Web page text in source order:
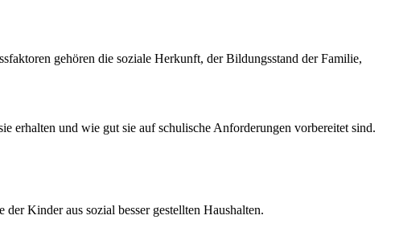
gehören die soziale Herkunft, der Bildungsstand der Familie,
erhalten und wie gut sie auf schulische Anforderungen vorbereitet sind.
Kinder aus sozial besser gestellten Haushalten.